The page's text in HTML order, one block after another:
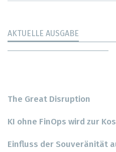
AKTUELLE AUSGABE
The Great Disruption
KI ohne FinOps wird zur
Einfluss der Souveränität